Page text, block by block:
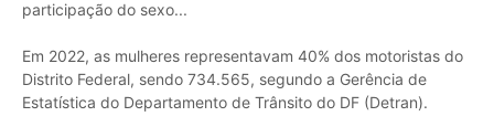
participação do sexo...
Em 2022, as mulheres representavam 40% dos motoristas do
Distrito Federal, sendo 734.565, segundo a Gerência de
Estatística do Departamento de Trânsito do DF (Detran).